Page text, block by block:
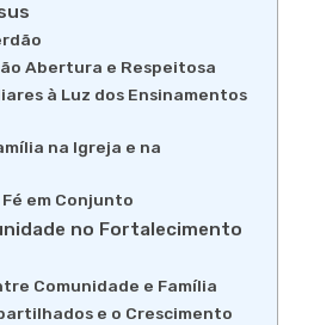
Abertura e Respeitosa
à Luz dos Ensinamentos
na Igreja e na
em Conjunto
no Fortalecimento
Comunidade e Família
e o Crescimento